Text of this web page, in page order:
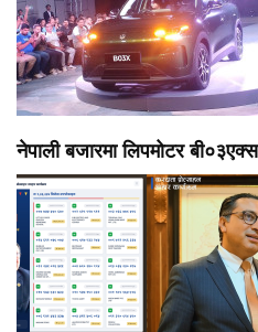
नेपाली बजारमा लिपमोटर